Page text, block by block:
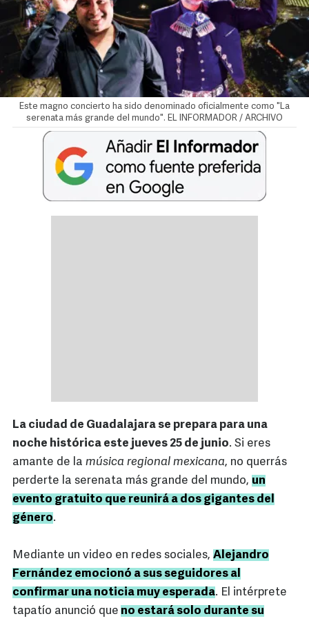
Este magno concierto ha sido denominado oficialmente como "La
serenata más grande del mundo". EL INFORMADOR / ARCHIVO
La ciudad de Guadalajara se prepara para una
noche histórica este jueves 25 de junio. Si eres
amante de la música regional mexicana, no querrás
perderte la serenata más grande del mundo, un
evento gratuito que reunirá a dos gigantes del
género.
Mediante un video en redes sociales, Alejandro
Fernández emocionó a sus seguidores al
confirmar una noticia muy esperada. El intérprete
tapatío anunció que no estará solo durante su